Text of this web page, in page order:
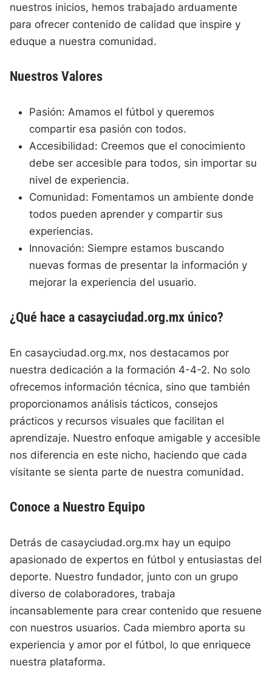
nuestros inicios, hemos trabajado arduamente
para ofrecer contenido de calidad que inspire y
eduque a nuestra comunidad.
Nuestros Valores
Pasión: Amamos el fútbol y queremos
compartir esa pasión con todos.
Accesibilidad: Creemos que el conocimiento
debe ser accesible para todos, sin importar su
nivel de experiencia.
Comunidad: Fomentamos un ambiente donde
todos pueden aprender y compartir sus
experiencias.
Innovación: Siempre estamos buscando
nuevas formas de presentar la información y
mejorar la experiencia del usuario.
¿Qué hace a casayciudad.org.mx único?
En casayciudad.org.mx, nos destacamos por
nuestra dedicación a la formación 4-4-2. No solo
ofrecemos información técnica, sino que también
proporcionamos análisis tácticos, consejos
prácticos y recursos visuales que facilitan el
aprendizaje. Nuestro enfoque amigable y accesible
nos diferencia en este nicho, haciendo que cada
visitante se sienta parte de nuestra comunidad.
Conoce a Nuestro Equipo
Detrás de casayciudad.org.mx hay un equipo
apasionado de expertos en fútbol y entusiastas del
deporte. Nuestro fundador, junto con un grupo
diverso de colaboradores, trabaja
incansablemente para crear contenido que resuene
con nuestros usuarios. Cada miembro aporta su
experiencia y amor por el fútbol, lo que enriquece
nuestra plataforma.